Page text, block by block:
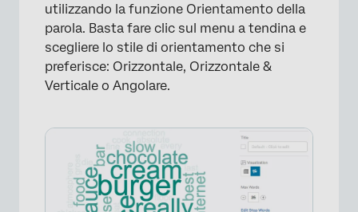
utilizzando la funzione Orientamento della
parola. Basta fare clic sul menu a tendina e
scegliere lo stile di orientamento che si
preferisce: Orizzontale, Orizzontale &
Verticale o Angolare.